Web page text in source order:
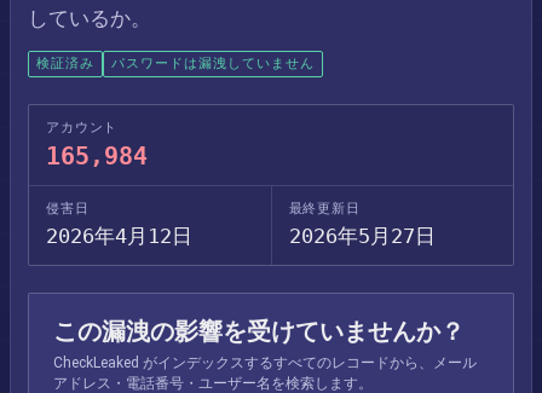
しているか。
検証済み パスワードは漏洩していません
アカウント
165,984
侵害日
2026年4月12日
最終更新日
2026年5月27日
この漏洩の影響を受けていませんか？
CheckLeaked がインデックスするすべてのレコードから、メール
アドレス・電話番号・ユーザー名を検索します。